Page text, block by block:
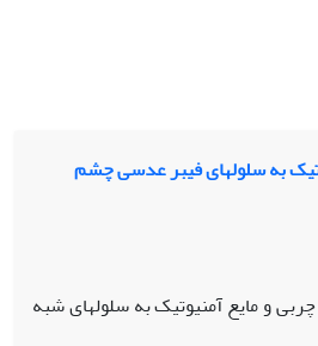
به سلول‏های فیبر عدسی چشم
و مایع آمنیوتیک به سلول‏های شبه